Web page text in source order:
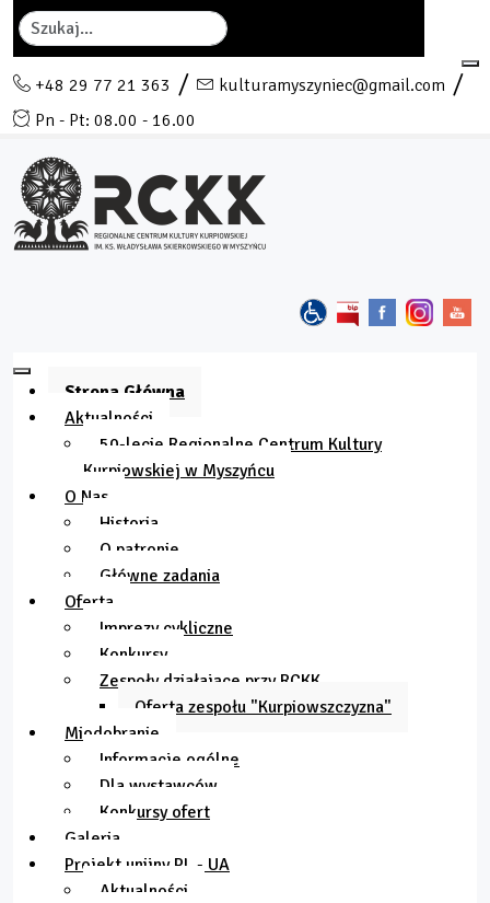
Szukaj
+48 29 77 21 363
kulturamyszyniec@gmail.com
Pn - Pt: 08.00 - 16.00
Strona Główna
Aktualności
50-lecie Regionalne Centrum Kultury
Kurpiowskiej w Myszyńcu
O Nas
Historia
O patronie
Główne zadania
Oferta
Imprezy cykliczne
Konkursy
Zespoły działające przy RCKK
Oferta zespołu "Kurpiowszczyzna"
Miodobranie
Informacje ogólne
Dla wystawców
Konkursy ofert
Galeria
Projekt unijny PL - UA
Aktualności